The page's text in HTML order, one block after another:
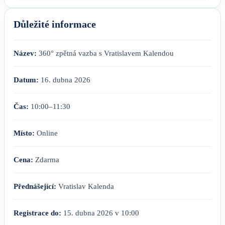
Důležité informace
Název: 360° zpětná vazba s Vratislavem Kalendou
Datum: 16. dubna 2026
Čas: 10:00–11:30
Místo: Online
Cena: Zdarma
Přednášející: Vratislav Kalenda
Registrace do: 15. dubna 2026 v 10:00